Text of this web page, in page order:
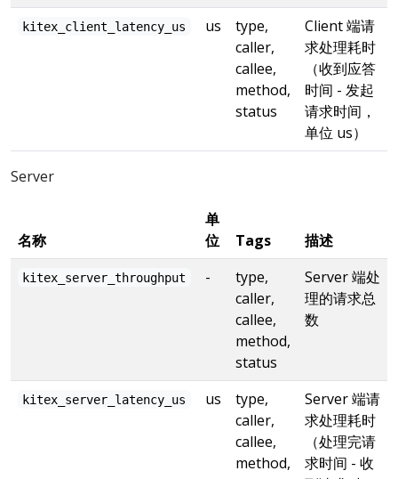
kitex_client_latency_us us
type,
caller,
callee,
method,
status
Client 端请
求处理耗时
（收到应答
时间 - 发起
请求时间，
单位 us）
Server
名称
单
位
Tags 描述
kitex_server_throughput -
type,
caller,
callee,
method,
status
Server 端处
理的请求总
数
kitex_server_latency_us us
type,
caller,
callee,
method,
Server 端请
求处理耗时
（处理完请
求时间 - 收